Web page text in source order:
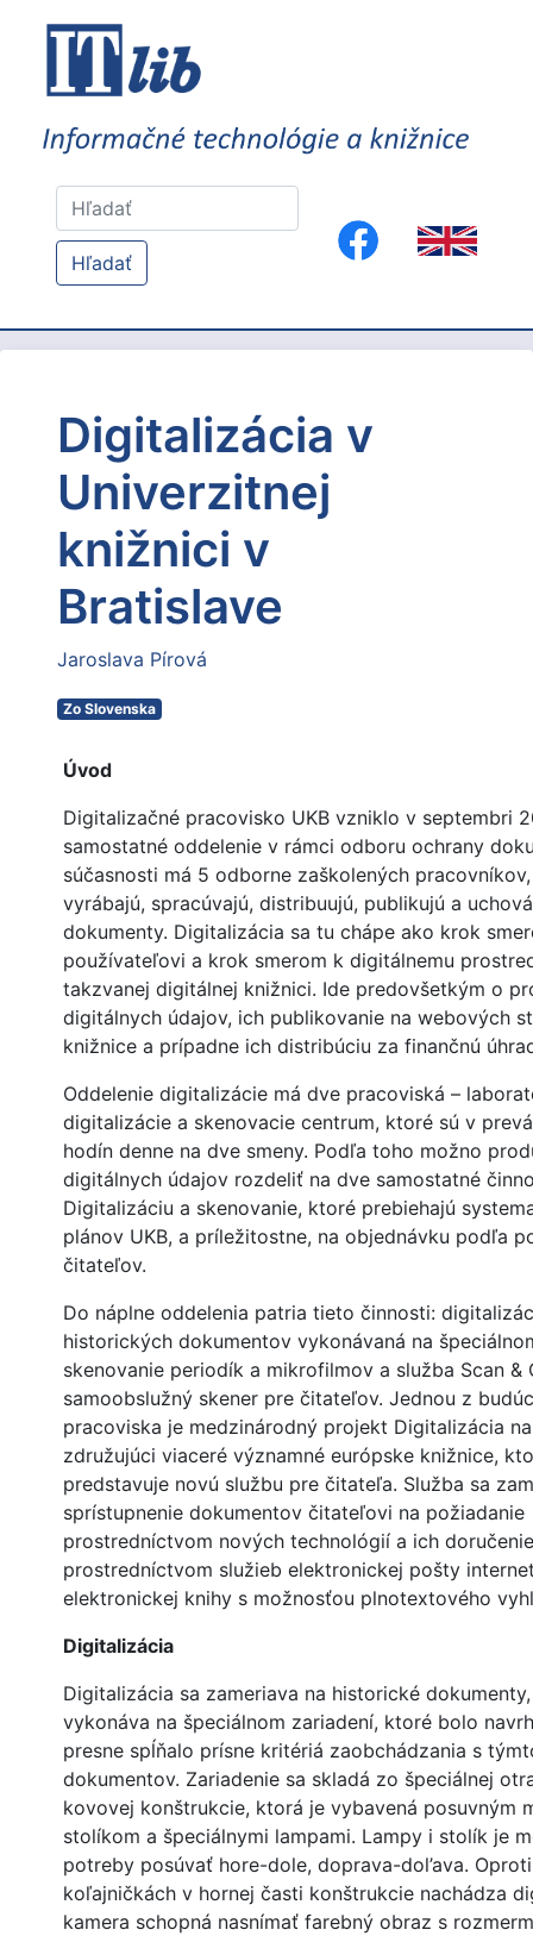
Hľadať
Digitalizácia v
Univerzitnej
knižnici v
Bratislave
Jaroslava Pírová
Zo Slovenska
Úvod
Digitalizačné pracovisko UKB vzniklo v septembri
samostatné oddelenie v rámci odboru ochrany
súčasnosti má 5 odborne zaškolených
vyrábajú, spracúvajú, distribuujú, publikujú a
dokumenty. Digitalizácia sa tu chápe ako krok
používateľovi a krok smerom k digitálnemu
takzvanej digitálnej knižnici. Ide predovšetkým o
digitálnych údajov, ich publikovanie na webových
knižnice a prípadne ich distribúciu za finančnú
Oddelenie digitalizácie má dve pracoviská –
digitalizácie a skenovacie centrum, ktoré sú v
hodín denne na dve smeny. Podľa toho možno
digitálnych údajov rozdeliť na dve samostatné
Digitalizáciu a skenovanie, ktoré prebiehajú
plánov UKB, a príležitostne, na objednávku podľa
čitateľov.
Do náplne oddelenia patria tieto činnosti:
historických dokumentov vykonávaná na
skenovanie periodík a mikrofilmov a služba Scan &
samoobslužný skener pre čitateľov. Jednou z
pracoviska je medzinárodný projekt Digitalizácia
združujúci viaceré významné európske knižnice,
predstavuje novú službu pre čitateľa. Služba sa
sprístupnenie dokumentov čitateľovi na požiadanie
prostredníctvom nových technológií a ich doručenie
prostredníctvom služieb elektronickej pošty
elektronickej knihy s možnosťou plnotextového
Digitalizácia
Digitalizácia sa zameriava na historické
vykonáva na špeciálnom zariadení, ktoré bolo
presne spĺňalo prísne kritériá zaobchádzania s
dokumentov. Zariadenie sa skladá zo špeciálnej
kovovej konštrukcie, ktorá je vybavená posuvným
stolíkom a špeciálnymi lampami. Lampy i stolík je
potreby posúvať hore-dole, doprava-dol’ava.
koľajničkách v hornej časti konštrukcie nachádza
kamera schopná nasnímať farebný obraz s